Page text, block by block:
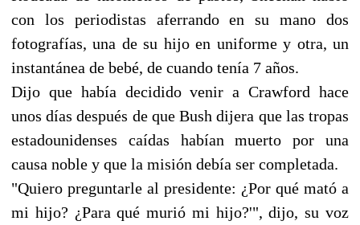
con los periodistas aferrando en su mano dos
fotografías, una de su hijo en uniforme y otra, un
instantánea de bebé, de cuando tenía 7 años.
Dijo que había decidido venir a Crawford hace
unos días después de que Bush dijera que las tropas
estadounidenses caídas habían muerto por una
causa noble y que la misión debía ser completada.
"Quiero preguntarle al presidente: ¿Por qué mató a
mi hijo? ¿Para qué murió mi hijo?'", dijo, su voz